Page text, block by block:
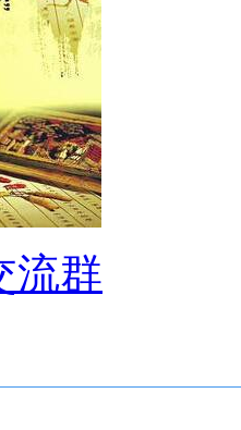
流群